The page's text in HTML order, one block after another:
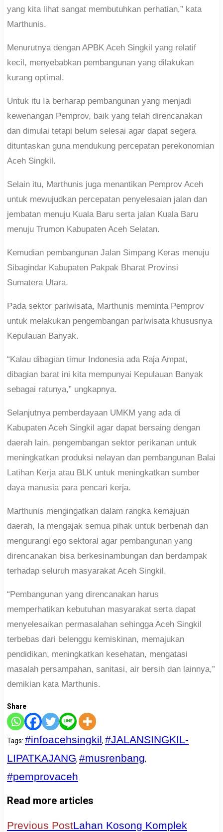
yang kita lihat sangat membutuhkan perhatian,” kata
Marthunis.
Menurutnya dengan APBK Aceh Singkil yang relatif
kecil, menyebabkan pembangunan yang dilakukan
kurang optimal.
Untuk itu Ia berharap pembangunan yang menjadi
kewenangan Pemprov, baik yang telah direncanakan
dan dimulai tetapi belum selesai agar dapat segera
dituntaskan guna mendukung percepatan perekonomian
Aceh Singkil.
Selain itu, Marthunis juga menantikan Pemprov Aceh
untuk mewujudkan percepatan penyelesaian jalan dan
jembatan menuju Kuala Baru serta jalan Kuala Baru
menuju Trumon Kabupaten Aceh Selatan.
Kemudian pembangunan Jalan Simpang Keras menuju
Sibagindar Kabupaten Pakpak Bharat Provinsi
Sumatera Utara.
Pada sektor pariwisata, Marthunis meminta Pemprov
untuk melakukan pengembangan pariwisata khususnya
Kepulauan Banyak.
“Kalau dibagian timur Indonesia ada Raja Ampat,
dibagian barat ini kita mempunyai Kepulauan Banyak
sebagai ratunya,” ungkapnya.
Selanjutnya pemberdayaan UMKM yang ada di
Kabupaten Aceh Singkil agar dapat bersaing dengan
daerah lain, pengembangan sektor perikanan untuk
meningkatkan produksi nelayan dan pembangunan Balai
Latihan Kerja atau BLK untuk meningkatkan sumber
daya manusia para pencari kerja.
Marthunis mengingatkan dalam rangka kemajuan
daerah, Ia mengajak semua pihak untuk berbenah dan
mengurangi ego sektoral agar pembangunan yang
direncanakan bisa berkesinambungan dan berdampak
terhadap seluruh masyarakat Aceh Singkil.
“Pembangunan yang direncanakan harus
memperhatikan kebutuhan masyarakat serta dapat
menyelesaikan permasalahan sehingga Aceh Singkil
terbebas dari belenggu kemiskinan, memajukan
pendidikan, meningkatkan kesehatan, mengatasi
masalah persampahan, sanitasi, air bersih dan lainnya,”
demikian kata Marthunis.
Share
Tags:#infoacehsingkil,#JALANSINGKIL-
LIPATKAJANG,#musrenbang,
#pemprovaceh
Read more articles
Previous PostLahan Kosong Komplek